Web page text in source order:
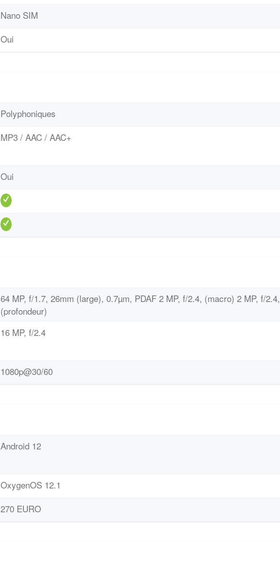
Nano SIM
Oui
Polyphoniques
MP3 / AAC / AAC+
Oui
64 MP, f/1.7, 26mm (large), 0.7µm, PDAF 2 MP, f/2.4, (macro) 2 MP, f/2.4,
(profondeur)
16 MP, f/2.4
1080p@30/60
Android 12
OxygenOS 12.1
270 EURO